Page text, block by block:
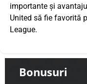
importante și
United să fie favorită
League.
Bonusuri